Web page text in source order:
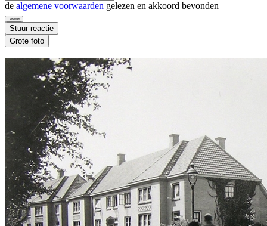
de algemene voorwaarden gelezen en akkoord bevonden